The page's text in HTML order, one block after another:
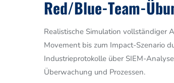
Red/Blue-Team-
Realistische Simulation vollständiger
Movement bis zum Impact-Szenario
Industrieprotokolle über SIEM-
Überwachung und Prozessen.